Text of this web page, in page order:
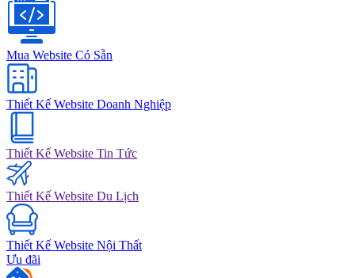
Mua Website Có Sẵn
Thiết Kế Website Doanh Nghiệp
Thiết Kế Website Tin Tức
Thiết Kế Website Du Lịch
Thiết Kế Website Nội Thất
Ưu đãi